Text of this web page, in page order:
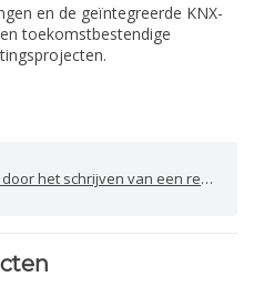
en de geïntegreerde KNX-
toekomstbestendige
het schrijven van een review